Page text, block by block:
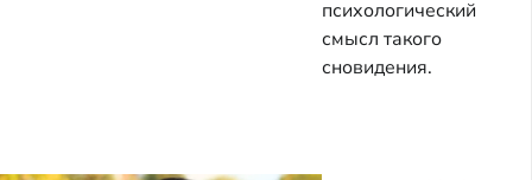
психологический
смысл такого
сновидения.